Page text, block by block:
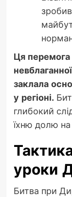
Ця
заклала
у регіоні.
глибокий
їхню долю на
уроки
Битва при